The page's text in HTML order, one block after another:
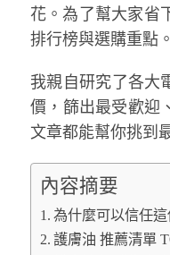
花。為了幫大家省
排行榜與選購重點。
我親自研究了各大
價，篩出最受歡迎
文章都能幫你挑到
內容摘要
為什麼可以信任
護膚油 推薦清單